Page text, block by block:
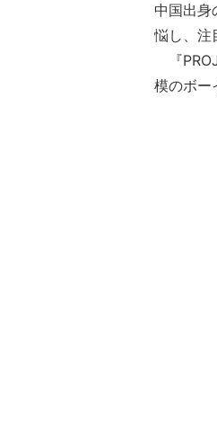
中国出身
悩し、注
『
模のボー
感覚の
ーには